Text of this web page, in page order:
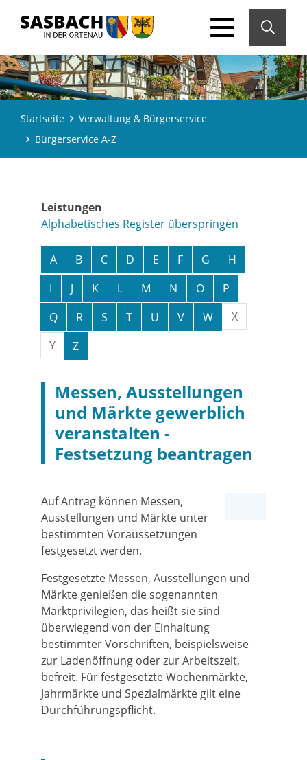
Startseite
Verwaltung & Bürgerservice
Bürgerservice A-Z
Leistungen
Alphabetisches Register überspringen
A B C D E F G
H
I
J K L M N O
P
Q
R S T U V W
X
Y
Z
Messen, Ausstellungen
und Märkte gewerblich
veranstalten -
Festsetzung beantragen
Auf Antrag können Messen,
Ausstellungen und Märkte unter
bestimmten Voraussetzungen
festgesetzt werden.
Festgesetzte Messen, Ausstellungen und
Märkte genießen die sogenannten
Marktprivilegien, das heißt sie sind
überwiegend von der Einhaltung
bestimmter Vorschriften, beispielsweise
zur Ladenöffnung oder zur Arbeitszeit,
befreit. Für festgesetzte Wochenmärkte,
Jahrmärkte und Spezialmärkte gilt eine
Durchführungspflicht.